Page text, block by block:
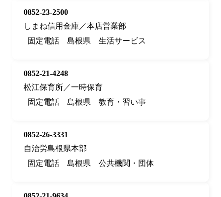
0852-23-2500
しまね信用金庫／本店営業部
固定電話
島根県 生活サービス
0852-21-4248
松江保育所／一時保育
固定電話
島根県 教育・習い事
0852-26-3331
自治労島根県本部
固定電話
島根県 公共機関・団体